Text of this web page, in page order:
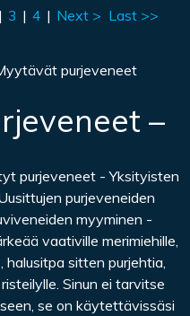
| 3 | 4 | Next > Last >>
purjeveneet
–
purjeveneet - Yksityisten
purjeveneiden
myyminen -
vaativille merimiehille,
sitten purjehtia,
Sinun ei tarvitse
se on käytettävissäsi